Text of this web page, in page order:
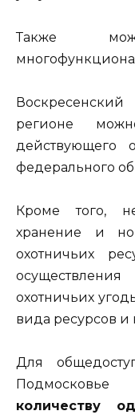
Также
регионе
действующего
федерального
Кроме того,
хранение и
охотничьих
охотничьих
вида ресурсов
Для
Подмосковье
количеству